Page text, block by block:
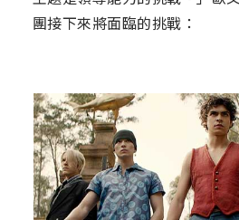
團接下來將面臨的挑戰：